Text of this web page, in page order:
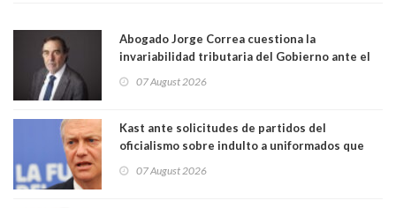
Abogado Jorge Correa cuestiona la
invariabilidad tributaria del Gobierno ante el
democracia” y "defendemos la alternancia en el
07 August 2026
Kast ante solicitudes de partidos del
oficialismo sobre indulto a uniformados que
07 August 2026